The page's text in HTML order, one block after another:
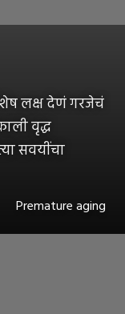
लक्ष देणं गरजेचं
वृद्ध
सवयींचा
Premature aging